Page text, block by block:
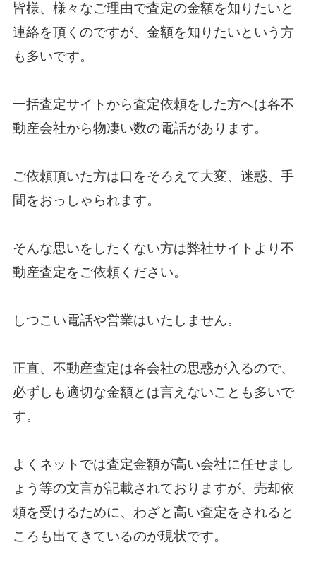
皆様、様々なご理由で査定の金額を知りたいと
連絡を頂くのですが、金額を知りたいという方
も多いです。
一括査定サイトから査定依頼をした方へは各不
動産会社から物凄い数の電話があります。
ご依頼頂いた方は口をそろえて大変、迷惑、手
間をおっしゃられます。
そんな思いをしたくない方は弊社サイトより不
動産査定をご依頼ください。
しつこい電話や営業はいたしません。
正直、不動産査定は各会社の思惑が入るので、
必ずしも適切な金額とは言えないことも多いで
す。
よくネットでは査定金額が高い会社に任せまし
ょう等の文言が記載されておりますが、売却依
頼を受けるために、わざと高い査定をされると
ころも出てきているのが現状です。